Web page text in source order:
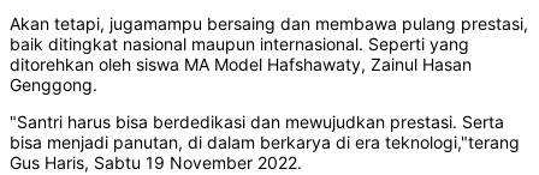
Akan tetapi, jugamampu bersaing dan membawa pulang prestasi,
baik ditingkat nasional maupun internasional. Seperti yang
ditorehkan oleh siswa MA Model Hafshawaty, Zainul Hasan
Genggong.
"Santri harus bisa berdedikasi dan mewujudkan prestasi. Serta
bisa menjadi panutan, di dalam berkarya di era teknologi,"terang
Gus Haris, Sabtu 19 November 2022.